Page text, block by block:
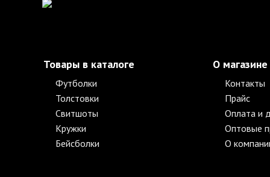
Товары в каталоге
Футболки
Толстовки
Свитшоты
Кружки
Бейсболки
О магазине
Контакты
Прайс
Оплата и
Оптовые
О